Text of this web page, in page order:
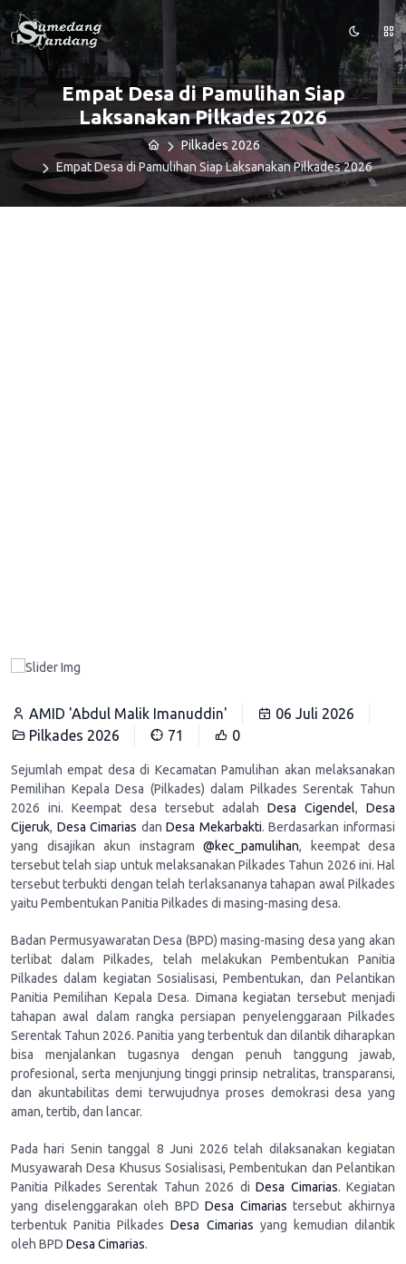
Empat Desa di Pamulihan Siap
Laksanakan Pilkades 2026
Pilkades 2026
Empat Desa di Pamulihan Siap Laksanakan Pilkades 2026
AMID 'Abdul Malik Imanuddin'
06 Juli 2026
Pilkades 2026
71 0
Sejumlah empat desa di Kecamatan Pamulihan akan melaksanakan
Pemilihan Kepala Desa (Pilkades) dalam Pilkades Serentak Tahun
2026 ini. Keempat desa tersebut adalah Desa Cigendel, Desa
Cijeruk, Desa Cimarias danDesa Mekarbakti. Berdasarkan informasi
yang disajikan akun instagram @kec_pamulihan, keempat desa
tersebut telah siap untuk melaksanakan Pilkades Tahun 2026 ini. Hal
tersebut terbukti dengan telah terlaksananya tahapan awal Pilkades
yaitu Pembentukan Panitia Pilkades di masing-masing desa.
Badan Permusyawaratan Desa (BPD) masing-masing desa yang akan
terlibat dalam Pilkades, telah melakukan Pembentukan Panitia
Pilkades dalam kegiatan Sosialisasi, Pembentukan, dan Pelantikan
Panitia Pemilihan Kepala Desa. Dimana kegiatan tersebut menjadi
tahapan awal dalam rangka persiapan penyelenggaraan Pilkades
Serentak Tahun 2026. Panitia yang terbentuk dan dilantik diharapkan
bisa menjalankan tugasnya dengan penuh tanggung jawab,
profesional, serta menjunjung tinggi prinsip netralitas, transparansi,
dan akuntabilitas demi terwujudnya proses demokrasi desa yang
aman, tertib, dan lancar.
Pada hari Senin tanggal 8 Juni 2026 telah dilaksanakan kegiatan
Musyawarah Desa Khusus Sosialisasi, Pembentukan dan Pelantikan
Panitia Pilkades Serentak Tahun 2026 di Desa Cimarias. Kegiatan
yang diselenggarakan oleh BPDDesa Cimarias tersebut akhirnya
terbentuk Panitia PilkadesDesa Cimarias yang kemudian dilantik
oleh BPD Desa Cimarias.